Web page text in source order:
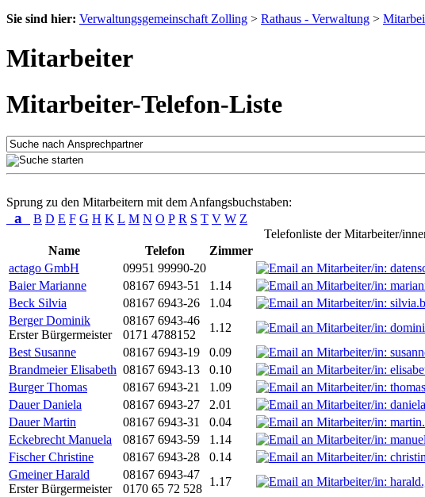
Sie sind hier: Verwaltungsgemeinschaft Zolling > Rathaus - Verwaltung >
Mitarbeiter
Mitarbeiter-Telefon-Liste
Sprung zu den Mitarbeitern mit dem Anfangsbuchstaben:
a B D E F G H K L M N O P R S T V W Z
Telefonliste der Mitarbeiter/
Name
Telefon Zimmer
actago GmbH
09951 99990-20
Baier Marianne
08167 6943-51 1.14
Beck Silvia
08167 6943-26 1.04
Berger Dominik
Erster Bürgermeister
08167 6943-46
0171 4788152
1.12
Best Susanne
08167 6943-19 0.09
Brandmeier Elisabeth 08167 6943-13 0.10
Burger Thomas
08167 6943-21 1.09
Dauer Daniela
08167 6943-27 2.01
Dauer Martin
08167 6943-31 0.04
Eckebrecht Manuela
08167 6943-59 1.14
Fischer Christine
08167 6943-28 0.14
Gmeiner Harald
Erster Bürgermeister
08167 6943-47
0170 65 72 528
1.17